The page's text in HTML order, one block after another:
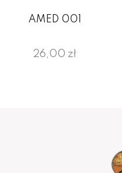
AMED 001
26,00 zł